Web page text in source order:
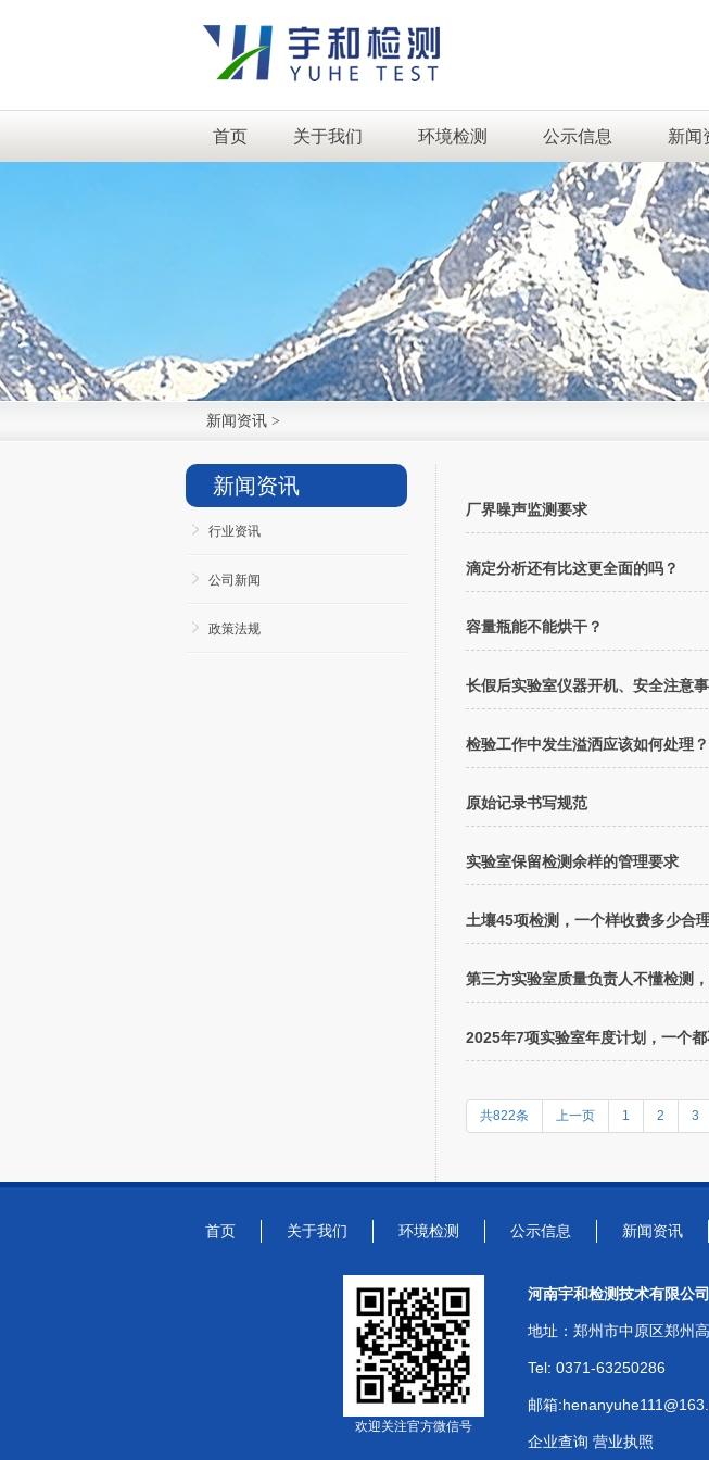
首页 关于我们 环境检测 公示信息 新闻
新闻资讯>
新闻资讯
行业资讯
公司新闻
政策法规
厂界噪声监测要求
滴定分析还有比这更全面的吗？
容量瓶能不能烘干？
长假后实验室仪器开机、安全注意
检验工作中发生溢洒应该如何处理？
原始记录书写规范
实验室保留检测余样的管理要求
土壤45项检测，一个样收费多少合
第三方实验室质量负责人不懂检测
2025年7项实验室年度计划，一个都
共822条 上一页 1 2 3
首页 关于我们 环境检测 公示信息 新闻资讯
欢迎关注官方微信号
河南宇和检测技术有限公司
地址：郑州市中原区郑州
Tel: 0371-63250286
邮箱
企业查询 营业执照